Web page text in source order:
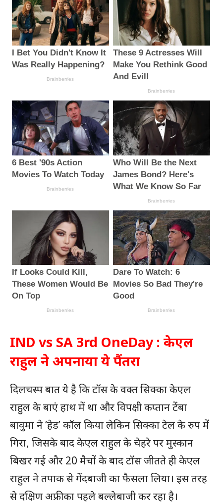
IND vs SA 3rd OneDay : केएल
राहुल ने अपनाया ये पैंतरा
दिलचस्प बात ये है कि टॉस के वक्त सिक्का केएल
राहुल के बाएं हाथ में था और विपक्षी कप्तान टेंबा
बावुमा ने ‘हेड’ कॉल किया लेकिन सिक्का टेल के रुप में
गिरा, जिसके बाद केएल राहुल के चेहरे पर मुस्कान
बिखर गई और 20 मैचों के बाद टॉस जीतते ही केएल
राहुल ने तपाक से गेंदबाजी का फैसला लिया। इस तरह
से दक्षिण अफ्रीका पहले बल्लेबाजी कर रहा है।